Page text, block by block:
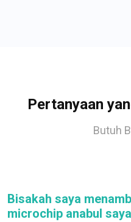
Pertanyaan
Butuh
Bisakah saya
microchip anabul